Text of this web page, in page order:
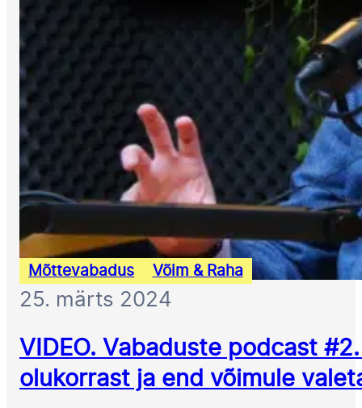
Mõttevabadus Võim & Raha
25. märts 2024
VIDEO. Vabaduste podcast
olukorrast ja end võimule